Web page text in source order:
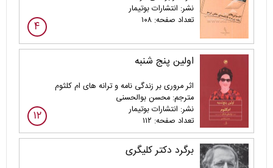
نشر: انتشارات بوتیمار
تعداد صفحه: ۱۰۸
۴
اولین پنج شنبه
اثر مروری بر زندگی نامه و ترانه های ام کلثوم
مترجم: محسن بوالحسنی
نشر: انتشارات بوتیمار
تعداد صفحه: ۱۱۲
۱۲
برگرد دکتر کلیگری